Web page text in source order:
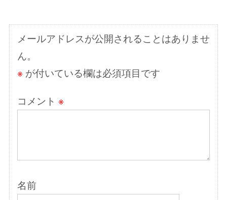
シ
ョ
ン
メールアドレスが公開されることはありませ
ん。
※が付いている欄は必須項目です
コメント ※
名前